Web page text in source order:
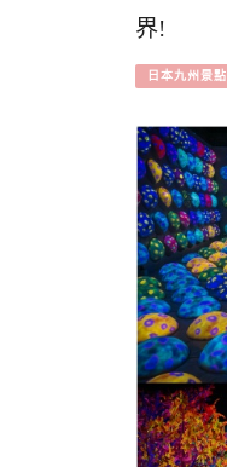
界!
日本九州景點